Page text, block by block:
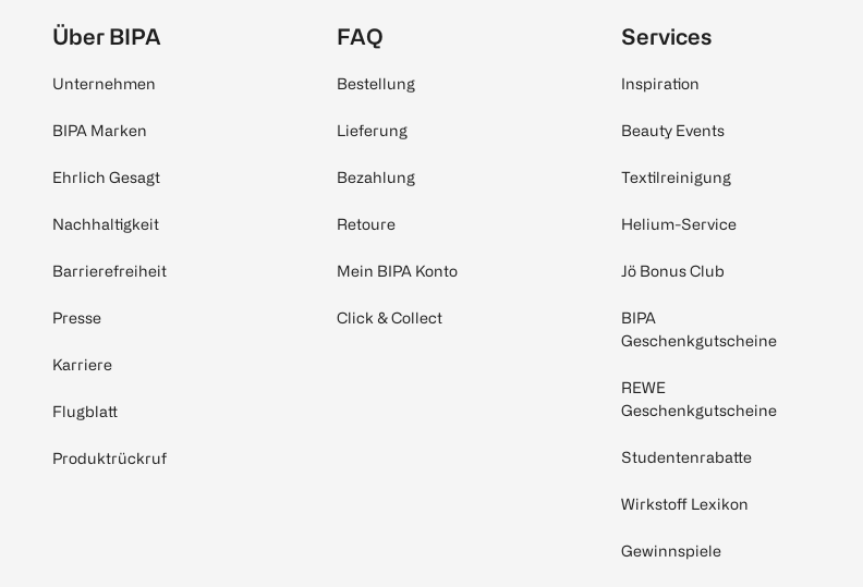
Über BIPA
Unternehmen
BIPA Marken
Ehrlich Gesagt
Nachhaltigkeit
Barrierefreiheit
Presse
Karriere
Flugblatt
Produktrückruf
FAQ
Bestellung
Lieferung
Bezahlung
Retoure
Mein BIPA Konto
Click & Collect
Services
Inspiration
Beauty Events
Textilreinigung
Helium-Service
Jö Bonus Club
BIPA
Geschenkgutscheine
REWE
Geschenkgutscheine
Studentenrabatte
Wirkstoff Lexikon
Gewinnspiele